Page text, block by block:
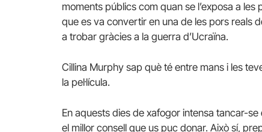
moments públics com quan se l’exposa a
que es va convertir en una de les pors reals
a trobar gràcies a la guerra d’Ucraïna.
Cillina Murphy sap què té entre mans i les
la pel·lícula.
En aquests dies de xafogor intensa tancar-
el millor consell que us puc donar. Això sí,